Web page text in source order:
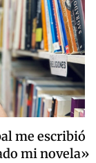
me escribió
mi novela»